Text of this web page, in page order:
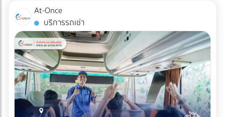
ในโรงงานมาตรฐาน การนำชิ้นส่วนพลาสติกออกจากแม่พิมพ์
(Demolding), การประกอบชิ้นส่วน (Assembly), และ การซีล
บรรจุภัณฑ์ (Sealing) จะต้องดำเนินการให้เสร็จสิ้นภายใน
Cleanroom ทั้งหมด บรรจุภัณฑ์ที่ใช้มักเป็นถุงฟอยล์หรือถุง
Tyvek ที่ได้มาตรฐานการแพทย์ เมื่อซีลปิดผนึกเรียบร้อยแล้ว จึง
จะสามารถนำชิ้นงานนั้นออกจาก Cleanroom สู่คลังสินค้าปกติ
ได้ บทสรุป: ความมั่นใจที่ส่งต่อถึงมือผู้ป่วย การลงทุนสร้างและ
บำรุงรักษา Cleanroom มีต้นทุนที่สูงมาก ทั้งค่าระบบปรับอากาศ
ค่าชุดป้องกัน (Gowning) และการตรวจสอบมาตรฐานประจำปี แต่
หลายร้อยเท่า 3. ต้นทุนจากการไม่ผ่านมาตรฐานสากล
(Compliance Risks) ในปี 2026 ทั่วโลกหันมาใช้น้ำยาแอร์รักษ์
โลก (Eco-Friendly Refrigerants) ซึ่งมักจะมีแรงดันสูงกว่า
น้ำยาแอร์ยุคเก่า ชิ้นส่วนราคาถูกอาจไม่ได้ถูกออกแบบมาเพื่อ
รองรับสเปกใหม่นี้ ทำให้ไม่ผ่านมาตรฐานความปลอดภัย
นอกจากนี้ หากซัพพลายเออร์ต้นทางไม่มีระบบจัดการสิ่ง
แวดล้อมที่ดี โรงงานก็อาจเผชิญความยากลำบากในการขอใบรับ
รองสากลเพื่อส่งออกสินค้าไปต่างประเทศ บทสรุป: การเปลี่ยน
มุมมองจาก "ราคา" สู่ "ความคุ้มค่า" แบรนด์ผู้ผลิตเครื่องปรับ
การขนส่งผงชาใส่ตู้คอนเทนเนอร์แล้วจบไป เพราะหากขาดการ
บริหารจัดการซัพพลายเชนที่ถูกต้อง สิ่งที่ส่งมาถึงหน้าโรงงาน
อาจกลายเป็นเพียง "ผงชาสีหม่น" ที่สูญเสียทั้งเอกลักษณ์และ
มูลค่า กุญแจสำคัญที่อยู่เบื้องหลังการคงสภาพความสดใหม่ สี
เขียวสว่าง และกลิ่นอูมามิของมัทฉะไว้ได้อย่างสมบูรณ์แบบ คือ
ระบบขนส่งที่เรียกว่า Cold Chain Logistics (ระบบห่วงโซ่ความ
เย็น) ทำไม "มัทฉะ" ถึงต้องการการดูแลระดับพิเศษ? ก่อนจะเข้าใจ
ความสำคัญของการขนส่ง ต้องเข้าใจธรรมชาติของผงมัทฉะ
ก่อน มัทฉะคือการนำใบชาทั้งใบไปบดละเอียดด้วยโม่หินจนเป็นผง
At-Once
บริการรถเช่า